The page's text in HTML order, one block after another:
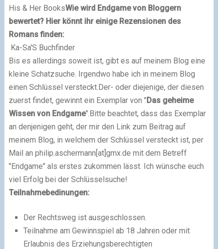
His & Her BooksWie wird Endgame von Bloggern
bewertet? Hier könnt ihr einige Rezensionendes
Romans finden:
Ka-Sa'S Buchfinder
Bis es allerdings soweit ist, gibt es auf meinem Blog eine
kleine Schatzsuche. Irgendwo habe ich in meinem Blog
einen Schlüssel versteckt.Der- oder diejenige, der diesen
zuerst findet, gewinnt ein Exemplar von "Das geheime
Wissen von Endgame".Bitte beachtet, dass das Exemplar
an denjenigen geht, der mir den Link zum Beitrag auf
meinem Blog, in welchem der Schlüssel versteckt ist, per
Mail an philip.aschermann[at]gmx.de mit dem Betreff
"Endgame" als erstes zukommen lässt. Ich wünsche euch
viel Erfolg bei der Schlüsselsuche!
Teilnahmebedinungen:
Der Rechtsweg ist ausgeschlossen.
Teilnahme am Gewinnspiel ab 18 Jahren oder mit
Erlaubnis des Erziehungsberechtigten